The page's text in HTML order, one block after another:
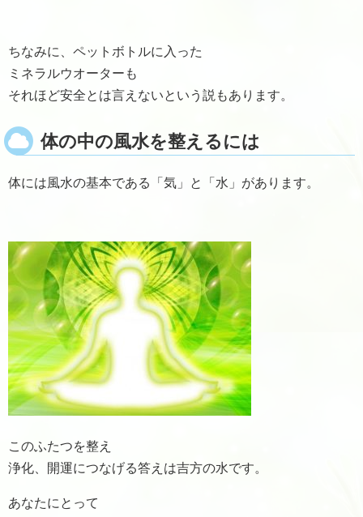
ちなみに、ペットボトルに入った
ミネラルウオーターも
それほど安全とは言えないという説もあります。
体の中の風水を整えるには
体には風水の基本である「気」と「水」があります。
このふたつを整え
浄化、開運につなげる答えは吉方の水です。
あなたにとって